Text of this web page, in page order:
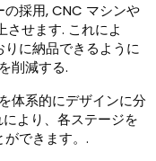
採用, CNC マシンや
させます. これによ
に納品できるように
削減する.
体系的にデザインに分
より、各ステージを
できます。.